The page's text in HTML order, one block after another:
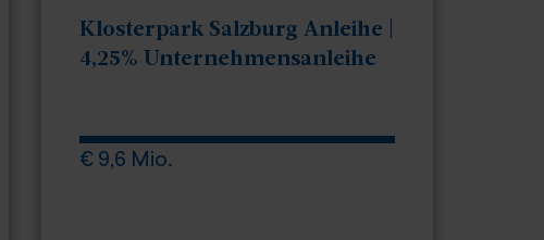
Klosterpark Salzburg Anleihe |
4,25% Unternehmensanleihe
€ 9,6 Mio.